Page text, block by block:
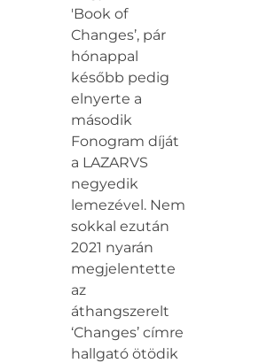
'Book of
Changes’, pár
hónappal
később pedig
elnyerte a
második
Fonogram díját
a LAZARVS
negyedik
lemezével. Nem
sokkal ezután
2021 nyarán
megjelentette
az
áthangszerelt
‘Changes’ címre
hallgató ötödik